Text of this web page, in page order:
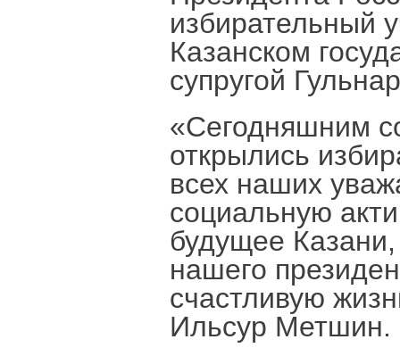
избирательный
Казанском
супругой
«Сегодняшним
открылись
всех наших
социальную
будущее
нашего
счастливую
Ильсур Метшин.